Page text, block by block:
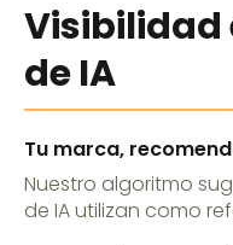
Visibilidad
de IA
Tu marca,
Nuestro algoritmo
de IA utilizan como